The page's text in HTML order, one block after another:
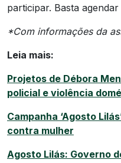
participar. Basta
*Com informações da
Leia mais:
Projetos de Débora
policial e violência
Campanha ‘Agosto
contra mulher
Agosto Lilás: Governo